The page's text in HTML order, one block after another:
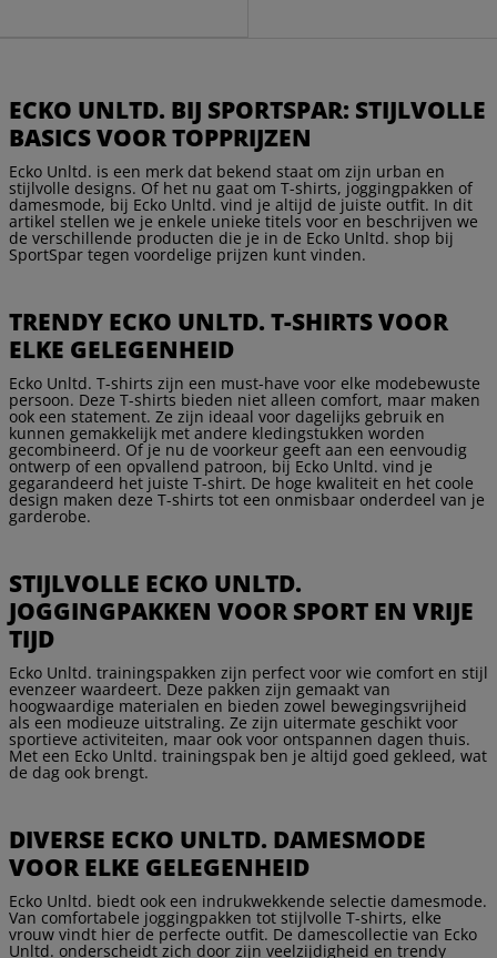
ECKO UNLTD. BIJ SPORTSPAR: STIJLVOLLE
BASICS VOOR TOPPRIJZEN
Ecko Unltd. is een merk dat bekend staat om zijn urban en
stijlvolle designs. Of het nu gaat om T-shirts, joggingpakken of
damesmode, bij Ecko Unltd. vind je altijd de juiste outfit. In dit
artikel stellen we je enkele unieke titels voor en beschrijven we
de verschillende producten die je in de Ecko Unltd. shop bij
SportSpar tegen voordelige prijzen kunt vinden.
TRENDY ECKO UNLTD. T-SHIRTS VOOR
ELKE GELEGENHEID
Ecko Unltd. T-shirts zijn een must-have voor elke modebewuste
persoon. Deze T-shirts bieden niet alleen comfort, maar maken
ook een statement. Ze zijn ideaal voor dagelijks gebruik en
kunnen gemakkelijk met andere kledingstukken worden
gecombineerd. Of je nu de voorkeur geeft aan een eenvoudig
ontwerp of een opvallend patroon, bij Ecko Unltd. vind je
gegarandeerd het juiste T-shirt. De hoge kwaliteit en het coole
design maken deze T-shirts tot een onmisbaar onderdeel van je
garderobe.
STIJLVOLLE ECKO UNLTD.
JOGGINGPAKKEN VOOR SPORT EN VRIJE
TIJD
Ecko Unltd. trainingspakken zijn perfect voor wie comfort en stijl
evenzeer waardeert. Deze pakken zijn gemaakt van
hoogwaardige materialen en bieden zowel bewegingsvrijheid
als een modieuze uitstraling. Ze zijn uitermate geschikt voor
sportieve activiteiten, maar ook voor ontspannen dagen thuis.
Met een Ecko Unltd. trainingspak ben je altijd goed gekleed, wat
de dag ook brengt.
DIVERSE ECKO UNLTD. DAMESMODE
VOOR ELKE GELEGENHEID
Ecko Unltd. biedt ook een indrukwekkende selectie damesmode.
Van comfortabele joggingpakken tot stijlvolle T-shirts, elke
vrouw vindt hier de perfecte outfit. De damescollectie van Ecko
Unltd. onderscheidt zich door zijn veelzijdigheid en trendy